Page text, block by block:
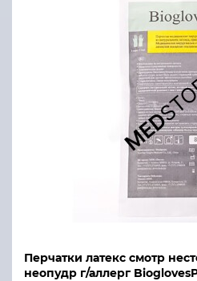
Перчатки латекс смотр
неопудр г/аллерг